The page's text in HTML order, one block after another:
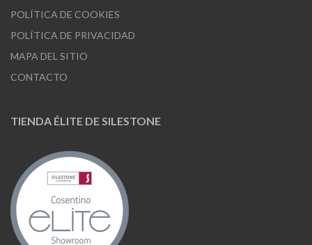
POLÍTICA DE COOKIES
POLÍTICA DE PRIVACIDAD
MAPA DEL SITIO
CONTACTO
TIENDA ÉLITE DE SILESTONE